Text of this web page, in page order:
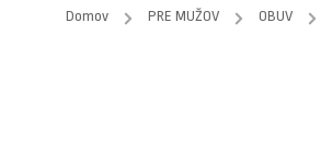
Domov / PRE MUŽOV / OBUV /